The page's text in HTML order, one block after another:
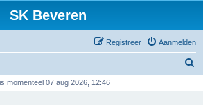
SK Beveren
Aanmelden
Registreer
momenteel 07 aug 2026, 12:46